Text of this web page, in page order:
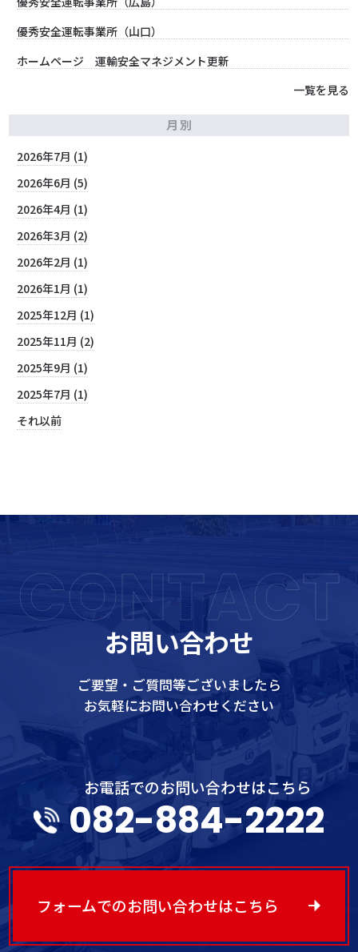
優秀安全運転事業所（山口）
ホームページ 運輸安全マネジメント更新
一覧を見る
月別
2026年7月 (1)
2026年6月 (5)
2026年4月 (1)
2026年3月 (2)
2026年2月 (1)
2026年1月 (1)
2025年12月 (1)
2025年11月 (2)
2025年9月 (1)
2025年7月 (1)
それ以前
CONTACT
お問い合わせ
ご要望・ご質問等ございましたら
お気軽にお問い合わせください
お電話でのお問い合わせはこちら
082-884-2222
フォームでのお問い合わせはこちら